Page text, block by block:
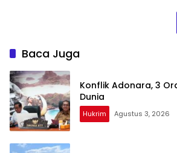
Baca Juga
Konflik Adonara, 3
Dunia
Hukrim Agustus 3, 2026